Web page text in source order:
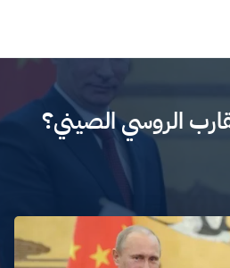
الروسي الصيني؟